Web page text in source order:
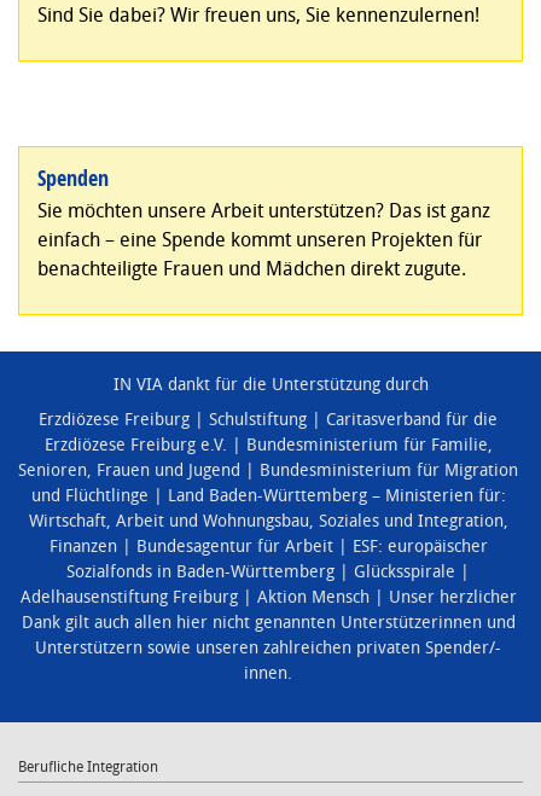
Sind Sie dabei? Wir freuen uns, Sie kennenzulernen!
Spenden
Sie möchten unsere Arbeit unterstützen? Das ist ganz
einfach – eine Spende kommt unseren Projekten für
benachteiligte Frauen und Mädchen direkt zugute.
IN VIA dankt für die Unterstützung durch
Erzdiözese Freiburg
Schulstiftung
Caritasverband für die
Erzdiözese Freiburg e.V.
Bundesministerium für Familie,
Senioren, Frauen und Jugend
Bundesministerium für Migration
und Flüchtlinge
Land Baden-Württemberg – Ministerien für:
Wirtschaft, Arbeit und Wohnungsbau, Soziales und Integration,
Finanzen
Bundesagentur für Arbeit
ESF: europäischer
Sozialfonds in Baden-Württemberg
Glücksspirale
Adelhausenstiftung Freiburg
Aktion Mensch
Unser herzlicher
Dank gilt auch allen hier nicht genannten Unterstützerinnen und
Unterstützern sowie unseren zahlreichen privaten Spender/-
innen.
Berufliche Integration